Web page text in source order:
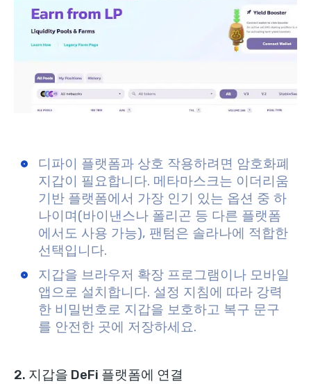
디파이 플랫폼과 상호 작용하려면 암호화폐
지갑이 필요합니다. 메타마스크는 이더리움
기반 플랫폼에서 가장 인기 있는 옵션 중 하
나이며(바이낸스나 폴리곤 등 다른 플랫폼
에서도 사용 가능), 팬텀은 솔라나에 적합한
선택입니다.
지갑을 브라우저 확장 프로그램이나 모바일
앱으로 설치합니다. 설정 지침에 따라 강력
한 비밀번호로 지갑을 보호하고 복구 문구
를 안전한 곳에 저장하세요.
2. 지갑을 DeFi 플랫폼에 연결